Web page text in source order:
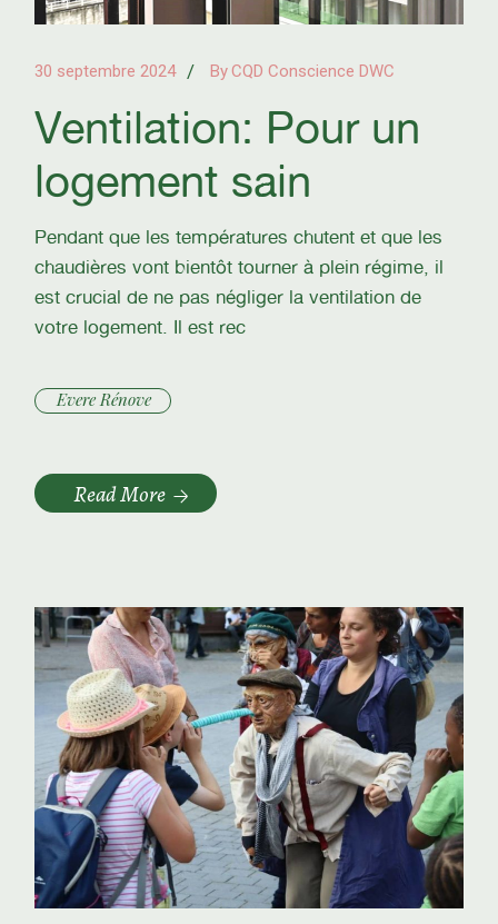
30 septembre 2024 ByCQD Conscience DWC
Ventilation: Pour un
logement sain
Pendant que les températures chutent et que les
chaudières vont bientôt tourner à plein régime, il
est crucial de ne pas négliger la ventilation de
votre logement. Il est rec
Evere Rénove
Read More